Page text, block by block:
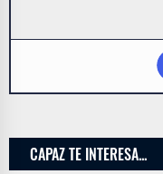
CAPAZ TE INTERESA...